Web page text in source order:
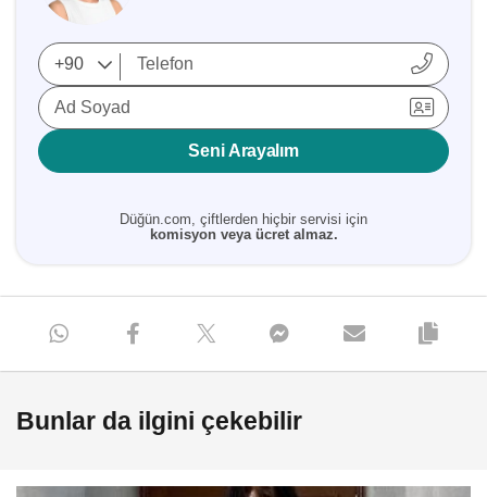
Ad Soyad
Seni Arayalım
Düğün.com, çiftlerden hiçbir servisi için
komisyon veya ücret almaz.
Bunlar da ilgini çekebilir